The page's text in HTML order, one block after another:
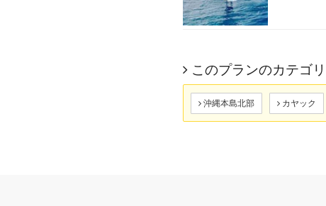
このプランのカテゴ
沖縄本島北部 カヤック